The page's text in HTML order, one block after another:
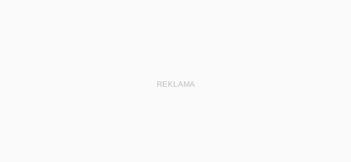
Dziennik Urzędowy Głównego Inspektora Ochrony
REKLAMA